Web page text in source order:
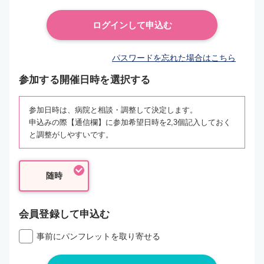
パスワードを忘れた場合はこちら
参加する開催日時を選択する
参加日時は、病院と相談・調整して決定します。
申込みの際【通信欄】に参加希望日時を2,3個記入しておく
と調整がしやすいです。
随時
会員登録して申込む
事前にパンフレットを取り寄せる